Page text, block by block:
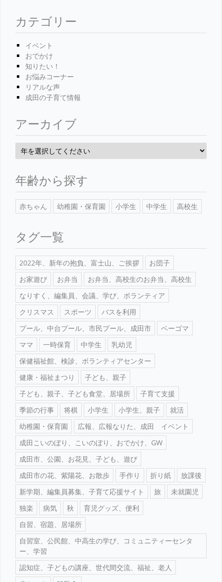
カテゴリー
イベント
おでかけ
知りたい！
お悩みコーナー
リアルな声
成田の子育て情報
アーカイブ
年齢から探す
赤ちゃん 幼稚園・保育園 小学生 中学生 高校生
タグ一覧
2022年、新年の抱負、富士山、ご挨拶
お団子
お家遊び
お弁当
お弁当、高校生のお弁当、高校生
なりすく、編集員、会議、学び、ボランティア
クリスマス
スポーツ
バスを利用
プール、中台プール、市民プール、成田市
ベーゴマ
ママ
一時保育 中学生
乳幼児
保健福祉館、検診、ボランティアセンター
健康・福祉まつり
子ども、親子
子ども、親子、子ども食堂、居場所
子育て支援
季節の行事
将棋 小学生 小学生、親子
就活
幼稚園・保育園
広報、広報なりた、成田 イベント
成田こいのぼり、こいのぼり、おでかけ、GW
成田市、公園、お花見、子ども、遊び
成田市の花、紫陽花、お散歩
手作り 折り紙
放課後
新学期、編集員募集、子育て応援サイト
旅
未就園児
独楽
病気 秋
育児グッズ、便利
自習、宿題、居場所
自習室、公民館、中高生の学び、コミュニティーセンタ
ー、学習
認知症、子どもの講座、世代間交流、福祉、老人